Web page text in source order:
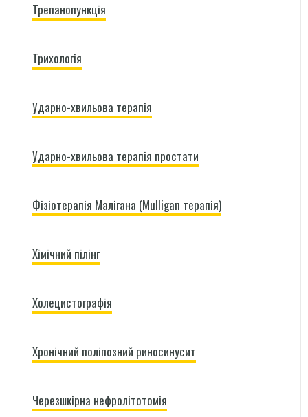
Трепанопункція
Трихологія
Ударно-хвильова терапія
Ударно-хвильова терапія простати
Фізіотерапія Малігана (Mulligan терапія)
Хімічний пілінг
Холецистографія
Хронічний поліпозний риносинусит
Черезшкірна нефролітотомія